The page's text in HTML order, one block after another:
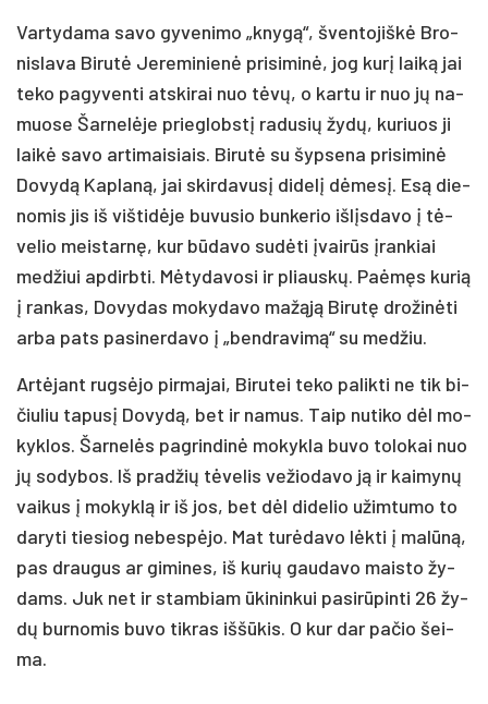
Var­ty­da­ma sa­vo gy­ve­ni­mo „kny­gą“, šven­to­jiš­kė Bro­
nis­la­va Bi­ru­tė Je­re­mi­nie­nė pri­si­mi­nė, jog ku­rį lai­ką jai
te­ko pa­gy­ven­ti at­ski­rai nuo tė­vų, o kar­tu ir nuo jų na­
muo­se Šar­ne­lė­je prie­globs­tį ra­du­sių žy­dų, ku­riuos ji
lai­kė sa­vo ar­ti­mai­siais. Bi­ru­tė su šyp­se­na pri­si­mi­nė
Do­vy­dą Kap­la­ną, jai skir­da­vu­sį di­de­lį dė­me­sį. Esą die­
no­mis jis iš viš­ti­dė­je bu­vu­sio bun­ke­rio iš­lįs­da­vo į tė­
ve­lio meis­tar­nę, kur bū­da­vo su­dė­ti įvai­rūs įran­kiai
me­džiui ap­dirb­ti. Mė­ty­da­vo­si ir pliaus­kų. Paė­męs ku­rią
į ran­kas, Do­vy­das mo­ky­da­vo ma­žą­ją Bi­ru­tę dro­ži­nė­ti
ar­ba pa­ts pa­si­ner­da­vo į „bend­ra­vi­mą“ su me­džiu.
Ar­tė­jant rug­sė­jo pir­ma­jai, Bi­ru­tei te­ko pa­lik­ti ne tik bi­
čiu­liu ta­pu­sį Do­vy­dą, bet ir na­mus. Taip nu­ti­ko dėl mo­
kyk­los. Šar­ne­lės pa­grin­di­nė mo­kyk­la bu­vo to­lo­kai nuo
jų so­dy­bos. Iš pra­džių tė­ve­lis ve­žio­da­vo ją ir kai­my­nų
vai­kus į mo­kyk­lą ir iš jos, bet dėl di­de­lio užim­tu­mo to
da­ry­ti tie­siog ne­bes­pė­jo. Mat tu­rė­da­vo lėk­ti į ma­lū­ną,
pas drau­gus ar gi­mi­nes, iš ku­rių gau­da­vo mais­to žy­
dams. Juk net ir stam­biam ūki­nin­kui pa­si­rū­pin­ti 26 žy­
dų bur­no­mis bu­vo tik­ras iš­šū­kis. O kur dar pa­čio šei­
ma.